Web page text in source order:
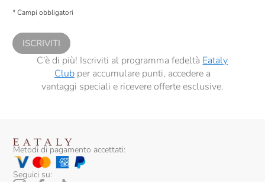
comunicazioni commerciali personalizzate, in caso di consenso prestato ai
* Campi obbligatori
ISCRIVITI
C’è di più! Iscriviti al programma fedeltà Eataly
Clubper accumulare punti, accedere a
vantaggi speciali e ricevere offerte esclusive.
Metodi di pagamento accettati:
Seguici su: